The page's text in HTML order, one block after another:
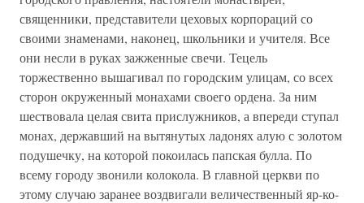
священники, представители цеховых корпораций со
своими знаменами, наконец, школьники и учителя. Все
они несли в руках зажженные свечи. Тецель
торжественно вышагивал по городским улицам, со всех
сторон окруженный монахами своего ордена. За ним
шествовала целая свита прислужников, а впереди ступал
монах, державший на вытянутых ладонях алую с золотом
подушечку, на которой покоилась папская булла. По
всему городу звонили колокола. В главной церкви по
этому случаю заранее воздвигали величественный яр-ко-